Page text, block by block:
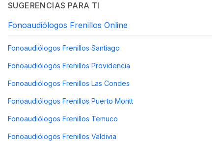
SUGERENCIAS PARA TI
Fonoaudiólogos Frenillos Online
Fonoaudiólogos Frenillos Santiago
Fonoaudiólogos Frenillos Providencia
Fonoaudiólogos Frenillos Las Condes
Fonoaudiólogos Frenillos Puerto Montt
Fonoaudiólogos Frenillos Temuco
Fonoaudiólogos Frenillos Valdivia